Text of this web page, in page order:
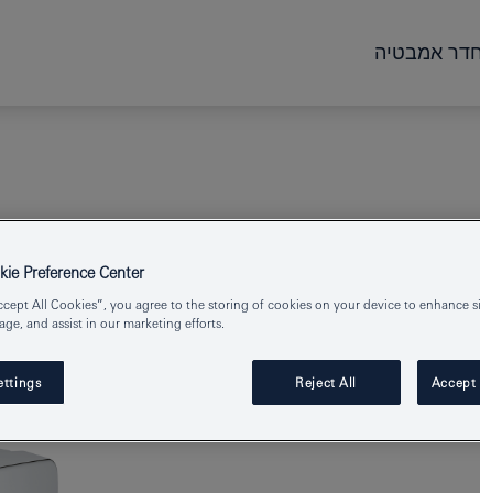
אמבטיה
ידית אחת
Preference Center
All Cookies”, you agree to the storing of cookies on your device to enhance
and assist in our marketing efforts.
Reject All Accept